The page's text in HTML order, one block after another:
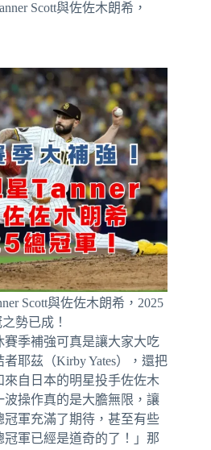
Scott與佐佐木朗希，
Scott與佐佐木朗希，2025
勢已成！
季補強可真是讓大家大吃
耶茲（Kirby Yates），還把
來自日本的明星投手佐佐木
操作真的是大膽無限，讓
冠軍充滿了期待，甚至有些
冠軍已經是道奇的了！」那